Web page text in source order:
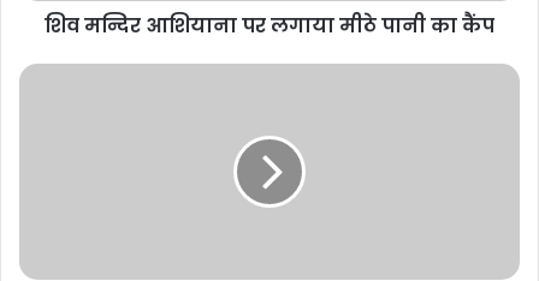
शिव मन्दिर आशियाना पर लगाया मीठे पानी का कैंप